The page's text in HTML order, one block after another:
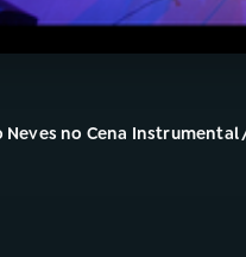
Neves no Cena Instrumental